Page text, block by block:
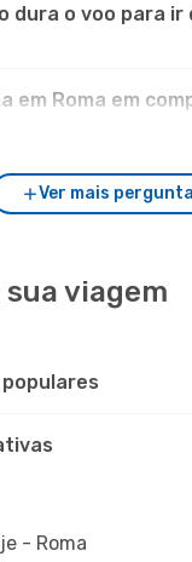
dura o voo para ir
em Roma em
Ver mais
sua viagem
- Roma